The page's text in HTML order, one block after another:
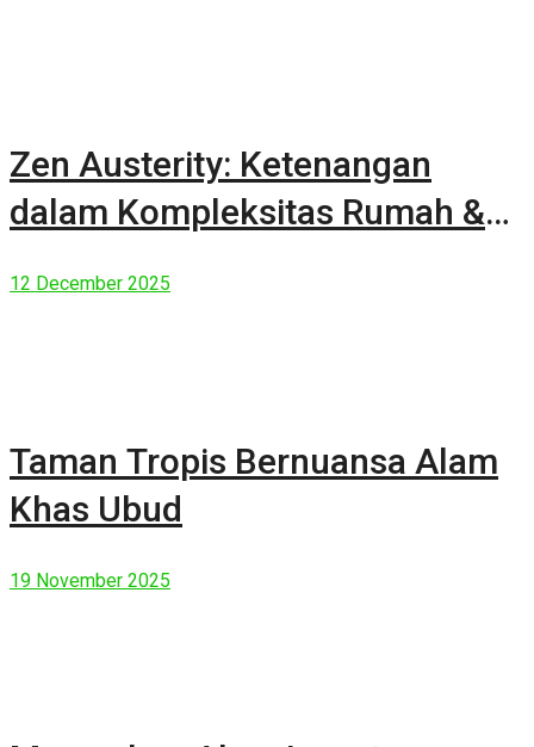
Zen Austerity: Ketenangan
dalam Kompleksitas Rumah &
12 December 2025
Taman Tropis Bernuansa Alam
Khas Ubud
19 November 2025